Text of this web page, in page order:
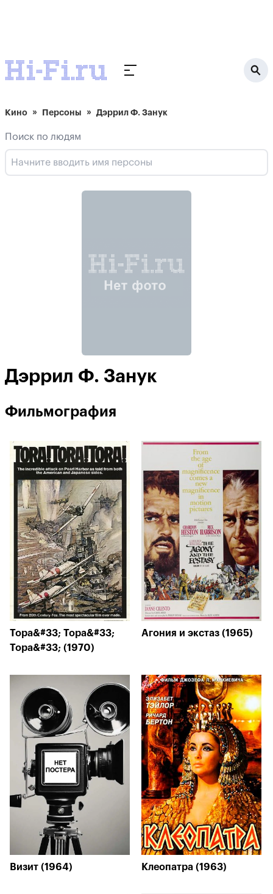
Кино Персоны Дэррил Ф. Занук
Поиск по людям
Дэррил Ф. Занук
Фильмография
Тора&#33; Тора&#33;
Тора&#33; (1970)
Агония и экстаз (1965)
Визит (1964) Клеопатра (1963)